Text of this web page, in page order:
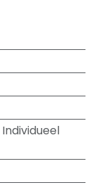
Individueel